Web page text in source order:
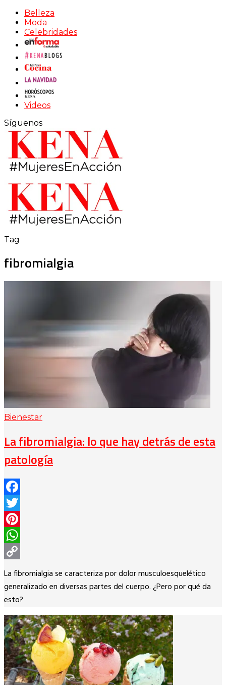
Belleza
Moda
Celebridades
Videos
Síguenos
Tag
fibromialgia
Bienestar
La fibromialgia: lo que hay detrás de esta
patología
Facebook
Twitter
Pinterest
WhatsApp
Copy
Link
La fibromialgia se caracteriza por dolor musculoesquelético
generalizado en diversas partes del cuerpo. ¿Pero por qué da
esto?